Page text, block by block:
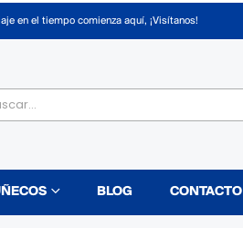
en el tiempo comienza aquí, ¡Visítanos!
BLOG CONTACTO